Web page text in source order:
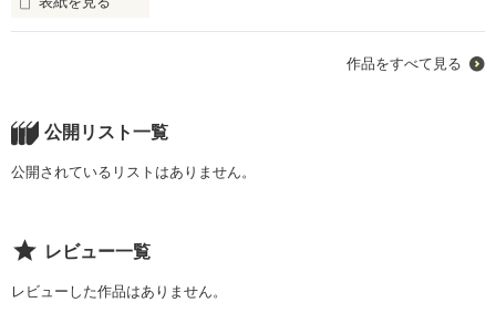
           そう思ってたのに神様はイジワルで。
        ―――――――――――――――――
作品をすべて見る
公開リスト一覧
公開されているリストはありません。
レビュー一覧
レビューした作品はありません。